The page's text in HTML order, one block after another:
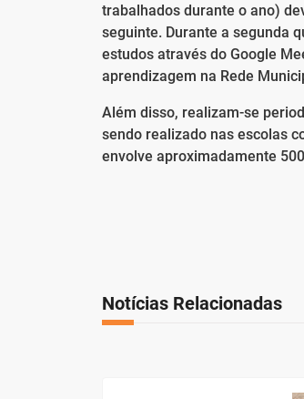
trabalhados durante o ano)
seguinte. Durante a segunda
estudos através do Google
aprendizagem na Rede
Além disso, realizam-se
sendo realizado nas escolas
envolve aproximadamente
Notícias Relacionadas